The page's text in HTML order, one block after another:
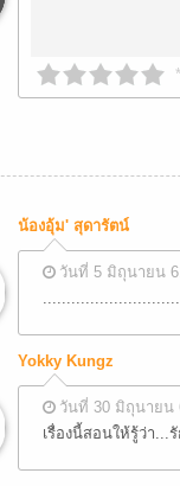
น้องอุ้ม' สุดารัตน์
วันที่ 5 มิถุนายน
Yokky Kungz
วันที่ 30 มิถุนายน
เรื่องนี้สอนให้รู้ว่า...